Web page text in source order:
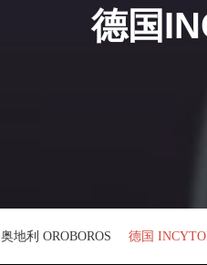
奥地利 OROBOROS 德国
德国